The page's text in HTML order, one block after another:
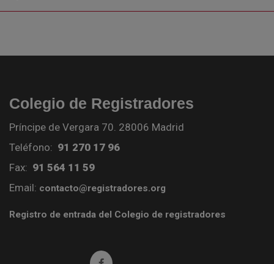
Colegio de Registradores
Príncipe de Vergara 70. 28006 Madrid
Teléfono: 91 270 17 96
Fax: 91 564 11 59
Email: contacto@registradores.org
Registro de entrada del Colegio de registradores